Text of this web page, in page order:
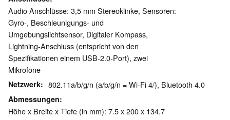
Audio Anschlüsse: 3,5 mm Stereoklinke, Sensoren:
Gyro-, Beschleunigungs- und
Umgebungslichtsensor, Digitaler Kompass,
Lightning-Anschluss (entspricht von den
Spezifikationen einem USB-2.0-Port), zwei
Mikrofone
Netzwerk 802.11a/b/g/n (a/b/g/n = Wi-Fi 4/), Bluetooth 4.0
Abmessungen
Höhe x Breite x Tiefe (in mm): 7.5 x 200 x 134.7